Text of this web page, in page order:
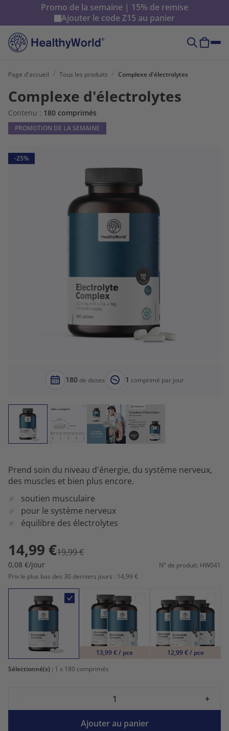
Promo de la semaine | 15% de remise
Ajouter le codeZ15 au panier
Page d'accueil Tous les produits Complexe d'électrolytes
Complexe d'électrolytes
Contenu : 180 comprimés
PROMOTION DE LA SEMAINE
-25%
180 de doses 1 comprimé par jour
Prend soin du niveau d'énergie, du système nerveux,
des muscles et bien plus encore.
soutien musculaire
pour le système nerveux
équilibre des électrolytes
14,99 €19,99 €
0,08 €/jour
N° de produit: HW041
Prix le plus bas des 30 derniers jours : 14,99 €
13,99 € / pce
12,99 € / pce
Sélectionné(s) : 1 x 180 comprimés
+
Ajouter au panier